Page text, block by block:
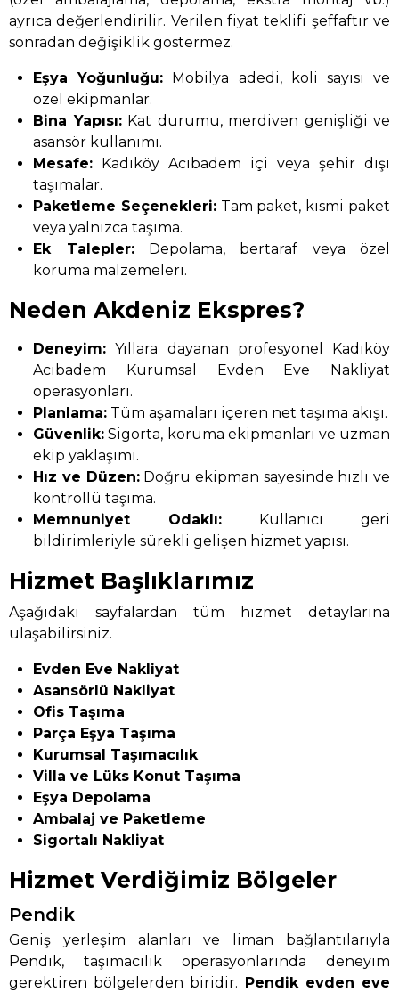
ayrıca değerlendirilir. Verilen fiyat teklifi şeffaftır ve
sonradan değişiklik göstermez.
Eşya Yoğunluğu: Mobilya adedi, koli sayısı ve
özel ekipmanlar.
Bina Yapısı:Kat durumu, merdiven genişliği ve
asansör kullanımı.
Mesafe: Kadıköy Acıbadem içi veya şehir dışı
taşımalar.
Paketleme Seçenekleri:Tam paket, kısmi paket
veya yalnızca taşıma.
Ek Talepler:Depolama, bertaraf veya özel
koruma malzemeleri.
Neden Akdeniz Ekspres?
Deneyim: Yıllara dayanan profesyonel Kadıköy
Acıbadem Kurumsal Evden Eve Nakliyat
operasyonları.
Planlama: Tüm aşamaları içeren net taşıma akışı.
Güvenlik: Sigorta, koruma ekipmanları ve uzman
ekip yaklaşımı.
Hız ve Düzen:Doğru ekipman sayesinde hızlı ve
kontrollü taşıma.
Memnuniyet Odaklı: Kullanıcı geri
bildirimleriyle sürekli gelişen hizmet yapısı.
Hizmet Başlıklarımız
Aşağıdaki sayfalardan tüm hizmet detaylarına
ulaşabilirsiniz.
Evden Eve Nakliyat
Asansörlü Nakliyat
Ofis Taşıma
Parça Eşya Taşıma
Kurumsal Taşımacılık
Villa ve Lüks Konut Taşıma
Eşya Depolama
Ambalaj ve Paketleme
Sigortalı Nakliyat
Hizmet Verdiğimiz Bölgeler
Pendik
Geniş yerleşim alanları ve liman bağlantılarıyla
Pendik, taşımacılık operasyonlarında deneyim
gerektiren bölgelerden biridir. Pendik evden eve